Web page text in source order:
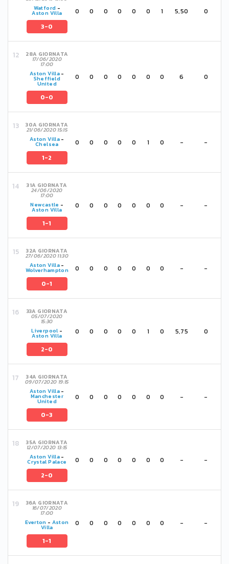
Watford -
Aston Villa
3-0
0 0 0 0 0 0 1 5,50 0
28A GIORNATA
17/06/2020
17:00
Aston Villa-
Sheffield
United
0-0
0 0 0 0 0 0 0 6 0
30A GIORNATA
21/06/2020 15:15
Aston Villa-
Chelsea
1-2
0 0 0 0 0 1 0 - -
31A GIORNATA
24/06/2020
17:00
Newcastle -
Aston Villa
1-1
0 0 0 0 0 0 0 - -
32A GIORNATA
27/06/2020 11:30
Aston Villa-
Wolverhampton
0-1
0 0 0 0 0 0 0 - -
33A GIORNATA
05/07/2020
15:30
Liverpool -
Aston Villa
2-0
0 0 0 0 0 1 0 5,75 0
34A GIORNATA
09/07/2020 19:15
Aston Villa-
Manchester
United
0-3
0 0 0 0 0 0 0 - -
35A GIORNATA
12/07/2020 13:15
Aston Villa-
Crystal Palace
2-0
0 0 0 0 0 0 0 - -
36A GIORNATA
16/07/2020
17:00
Everton - Aston
Villa
1-1
0 0 0 0 0 0 0 - -